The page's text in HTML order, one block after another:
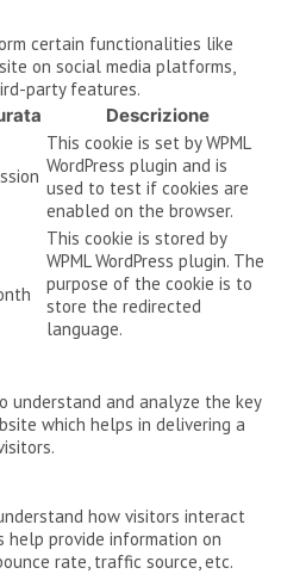
certain functionalities like
on social media platforms,
party features.
Descrizione
This cookie is set by WPML
WordPress plugin and is
used to test if cookies are
enabled on the browser.
This cookie is stored by
WPML WordPress plugin. The
purpose of the cookie is to
store the redirected
language.
understand and analyze the key
which helps in delivering a
how visitors interact
help provide information on
rate, traffic source, etc.